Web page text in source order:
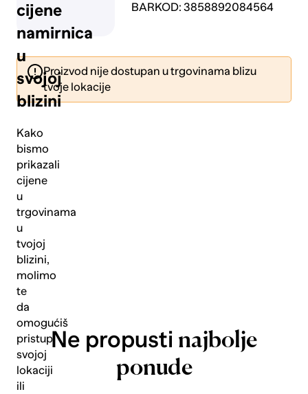
cijene
namirnica
u
svojoj
blizini
Kako
bismo
prikazali
cijene
u
trgovinama
u
tvojoj
blizini,
molimo
te
da
omogućiš
pristup
svojoj
lokaciji
ili
Pošalji
BARKOD: 3858892084564
Proizvod nije dostupan u trgovinama blizu
tvoje lokacije
Ne propusti najbolje
ponude